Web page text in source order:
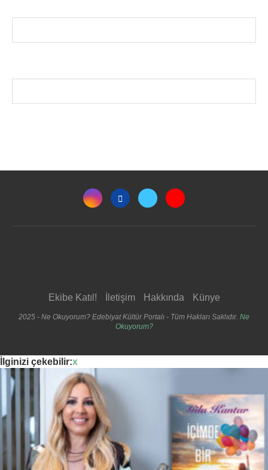
Ekibe Katıl! İletişim Hakkında Künye
2025 - Ne Okuyorum? Edebiyat Kültür Portalı - Tüm Hakları Saklıdır. Ne
Okuyorum?
İlginizi çekebilir:x